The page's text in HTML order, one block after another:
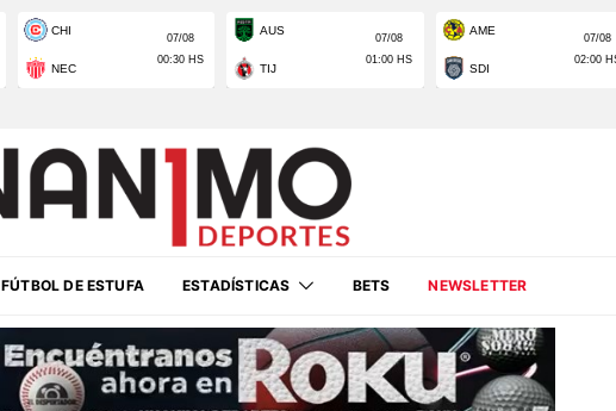
FÚTBOL DE ESTUFA ESTADÍSTICAS BETS NEWSLETTER